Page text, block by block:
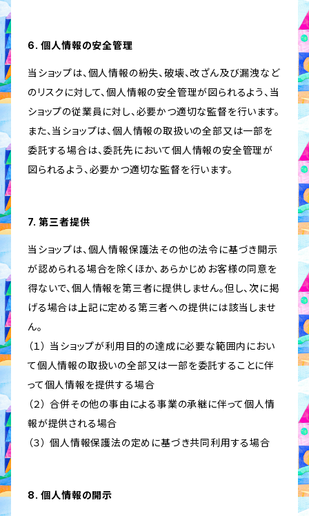
6. 個人情報の安全管理
当ショップは、個人情報の紛失、破壊、改ざん及び漏洩など
のリスクに対して、個人情報の安全管理が図られるよう、当
ショップの従業員に対し、必要かつ適切な監督を行います。
また、当ショップは、個人情報の取扱いの全部又は一部を
委託する場合は、委託先において個人情報の安全管理が
図られるよう、必要かつ適切な監督を行います。
7. 第三者提供
当ショップは、個人情報保護法その他の法令に基づき開示
が認められる場合を除くほか、あらかじめお客様の同意を
得ないで、個人情報を第三者に提供しません。但し、次に掲
げる場合は上記に定める第三者への提供には該当しませ
ん。
（１） 当ショップが利用目的の達成に必要な範囲内におい
て個人情報の取扱いの全部又は一部を委託することに伴
って個人情報を提供する場合
（２） 合併その他の事由による事業の承継に伴って個人情
報が提供される場合
（３） 個人情報保護法の定めに基づき共同利用する場合
8. 個人情報の開示